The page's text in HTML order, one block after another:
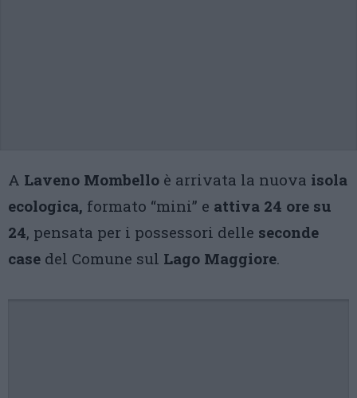
A Laveno Mombello è arrivata la nuova isola
ecologica, formato “mini” e attiva 24 ore su
24, pensata per i possessori delle seconde
case del Comune sul Lago Maggiore.